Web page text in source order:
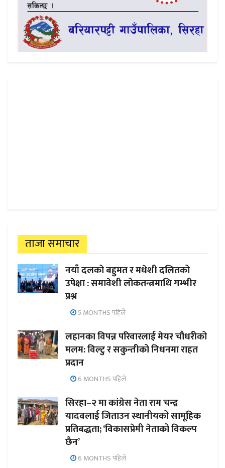
ताजा समाचार
नयाँ दलको बहुमत र मधेशी दलितको
उपेक्षा : समावेशी लोकतन्त्रमाथि गम्भीर
प्रश्न
5 MONTHS पहिले
लहानका विपन्न परिवारलाई मेयर चौधरीको
मलम: विल्टु र सकुन्तीको निधनमा राहत
प्रदान
6 MONTHS पहिले
सिरहा–२ मा कांग्रेस नेता राम चन्द्र
यादवलाई जिताउन स्थानीयको सामूहिक
प्रतिबद्धता; ‘विकासप्रेमी नेताको विकल्प
छैन’
6 MONTHS पहिले